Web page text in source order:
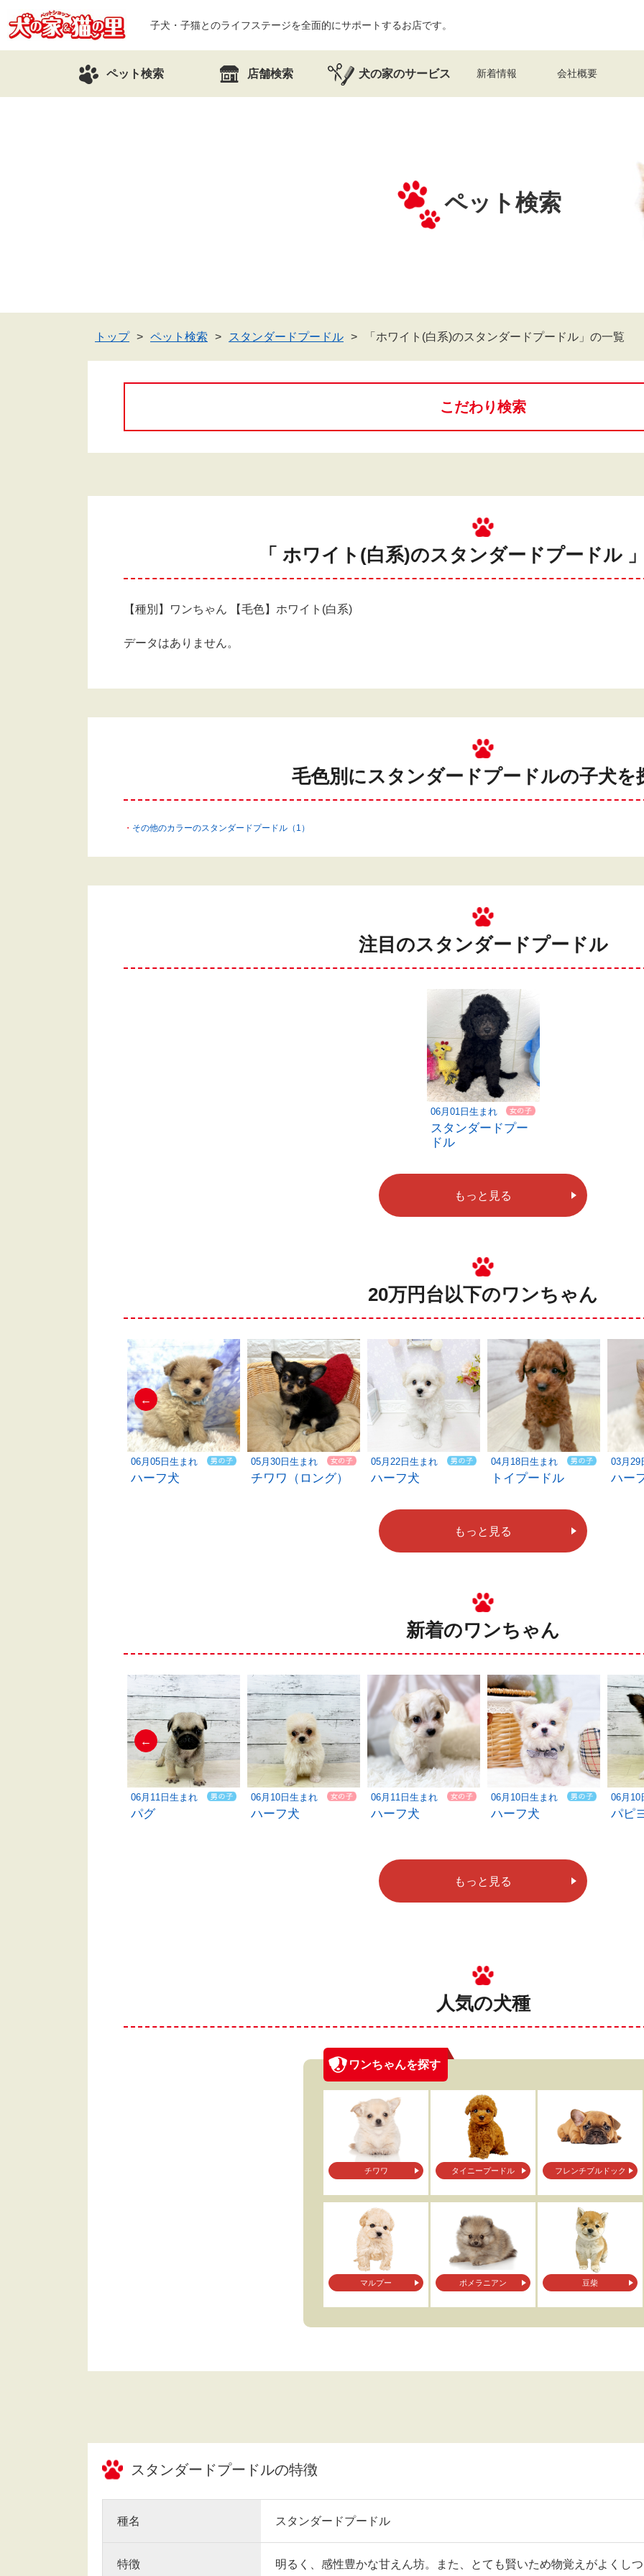
子犬・子猫とのライフステージを全面的にサポートするお店です。
ペット検索 店舗検索 犬の家のサービス 新着情報 会社概要
ペット検索
トップ ペット検索 スタンダードプードル 「ホワイト(白系)のスタンダードプードル」の一覧
こだわり検索
「 ホワイト(白系)のスタンダードプードル
【種別】ワンちゃん 【毛色】ホワイト(白系)
データはありません。
毛色別にスタンダードプードルの子犬を
その他のカラーのスタンダードプードル（1）
注目のスタンダードプードル
06月01日生まれ
スタンダードプー
ドル
もっと見る
20万円台以下のワンちゃん
←
06月05日生まれ
ハーフ犬
05月30日生まれ
チワワ（ロング）
05月22日生まれ
ハーフ犬
04月18日生まれ
トイプードル
03月29
ハー
もっと見る
新着のワンちゃん
←
06月11日生まれ
パグ
06月10日生まれ
ハーフ犬
06月11日生まれ
ハーフ犬
06月10日生まれ
ハーフ犬
06月10
パピ
もっと見る
人気の犬種
ワンちゃんを探す
チワワ タイニープードル フレンチブルドック
マルプー ポメラニアン 豆柴
スタンダードプードルの特徴
種名 スタンダードプードル
特徴 明るく、感性豊かな甘えん坊。また、とても賢いため物覚えがよくし